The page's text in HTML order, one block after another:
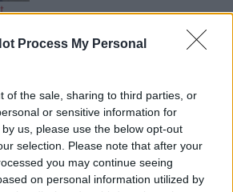
Process My Personal
of the sale, sharing to third parties, or
or sensitive information for
us, please use the below opt-out
selection. Please note that after your
you may continue seeing
on personal information utilized by